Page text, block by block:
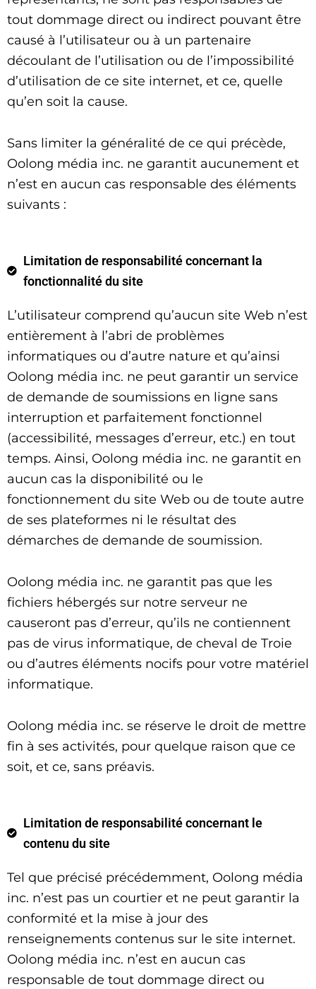
tout dommage direct ou indirect pouvant être
causé à l’utilisateur ou à un partenaire
découlant de l’utilisation ou de l’impossibilité
d’utilisation de ce site internet, et ce, quelle
qu’en soit la cause.
Sans limiter la généralité de ce qui précède,
Oolong média inc. ne garantit aucunement et
n’est en aucun cas responsable des éléments
suivants :
Limitation de responsabilité concernant la
fonctionnalité du site
L’utilisateur comprend qu’aucun site Web n’est
entièrement à l’abri de problèmes
informatiques ou d’autre nature et qu’ainsi
Oolong média inc. ne peut garantir un service
de demande de soumissions en ligne sans
interruption et parfaitement fonctionnel
(accessibilité, messages d’erreur, etc.) en tout
temps. Ainsi, Oolong média inc. ne garantit en
aucun cas la disponibilité ou le
fonctionnement du site Web ou de toute autre
de ses plateformes ni le résultat des
démarches de demande de soumission.
Oolong média inc. ne garantit pas que les
fichiers hébergés sur notre serveur ne
causeront pas d’erreur, qu’ils ne contiennent
pas de virus informatique, de cheval de Troie
ou d’autres éléments nocifs pour votre matériel
informatique.
Oolong média inc. se réserve le droit de mettre
fin à ses activités, pour quelque raison que ce
soit, et ce, sans préavis.
Limitation de responsabilité concernant le
contenu du site
Tel que précisé précédemment, Oolong média
inc. n’est pas un courtier et ne peut garantir la
conformité et la mise à jour des
renseignements contenus sur le site internet.
Oolong média inc. n’est en aucun cas
responsable de tout dommage direct ou